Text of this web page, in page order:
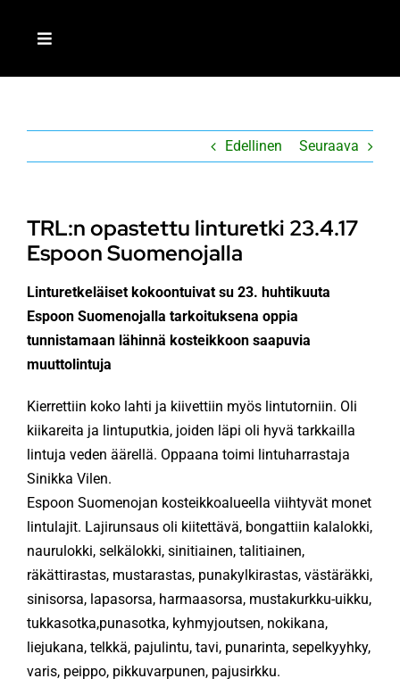
Toggle
AJANKOHTAISTA
TOIMINTA
KÄMPÄT
OTA YHTEYTTÄ
ENG
SVE
Edellinen Seuraava
TRL:n opastettu linturetki 23.4.17
Espoon Suomenojalla
Linturetkeläiset kokoontuivat su 23. huhtikuuta
Espoon Suomenojalla tarkoituksena oppia
tunnistamaan lähinnä kosteikkoon saapuvia
muuttolintuja
Kierrettiin koko lahti ja kiivettiin myös lintutorniin. Oli
kiikareita ja lintuputkia, joiden läpi oli hyvä tarkkailla
lintuja veden äärellä. Oppaana toimi lintuharrastaja
Sinikka Vilen.
Espoon Suomenojan kosteikkoalueella viihtyvät monet
lintulajit. Lajirunsaus oli kiitettävä, bongattiin kalalokki,
naurulokki, selkälokki, sinitiainen, talitiainen,
räkättirastas, mustarastas, punakylkirastas, västäräkki,
sinisorsa, lapasorsa, harmaasorsa, mustakurkku-uikku,
tukkasotka,punasotka, kyhmyjoutsen, nokikana,
liejukana, telkkä, pajulintu, tavi, punarinta, sepelkyyhky,
varis, peippo, pikkuvarpunen, pajusirkku.